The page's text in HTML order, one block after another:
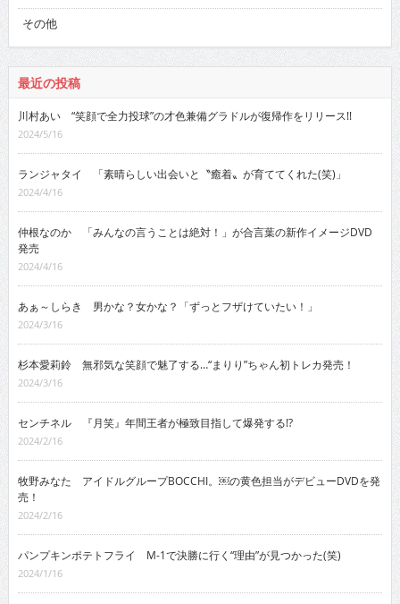
その他
最近の投稿
川村あい “笑顔で全力投球”の才色兼備グラドルが復帰作をリリース!!
2024/5/16
ランジャタイ 「素晴らしい出会いと〝癒着〟が育ててくれた(笑)」
2024/4/16
仲根なのか 「みんなの言うことは絶対！」が合言葉の新作イメージDVD
発売
2024/4/16
あぁ～しらき 男かな？女かな？「ずっとフザけていたい！」
2024/3/16
杉本愛莉鈴 無邪気な笑顔で魅了する…“まりり”ちゃん初トレカ発売！
2024/3/16
センチネル 『月笑』年間王者が極致目指して爆発する!?
2024/2/16
牧野みなた アイドルグループBOCCHI。￼の黄色担当がデビューDVDを発
売！
2024/2/16
パンプキンポテトフライ M-1で決勝に行く“理由”が見つかった(笑)
2024/1/16